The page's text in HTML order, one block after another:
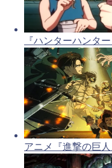
『ハンターハンタ
アニメ『進撃の巨